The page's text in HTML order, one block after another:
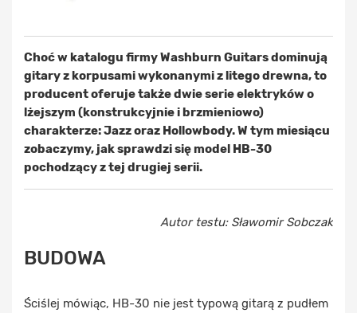
Choć w katalogu firmy Washburn Guitars dominują
gitary z korpusami wykonanymi z litego drewna, to
producent oferuje także dwie serie elektryków o
lżejszym (konstrukcyjnie i brzmieniowo)
charakterze: Jazz oraz Hollowbody. W tym miesiącu
zobaczymy, jak sprawdzi się model HB-30
pochodzący z tej drugiej serii.
Autor testu: Sławomir Sobczak
BUDOWA
Ściślej mówiąc, HB-30 nie jest typową gitarą z pudłem